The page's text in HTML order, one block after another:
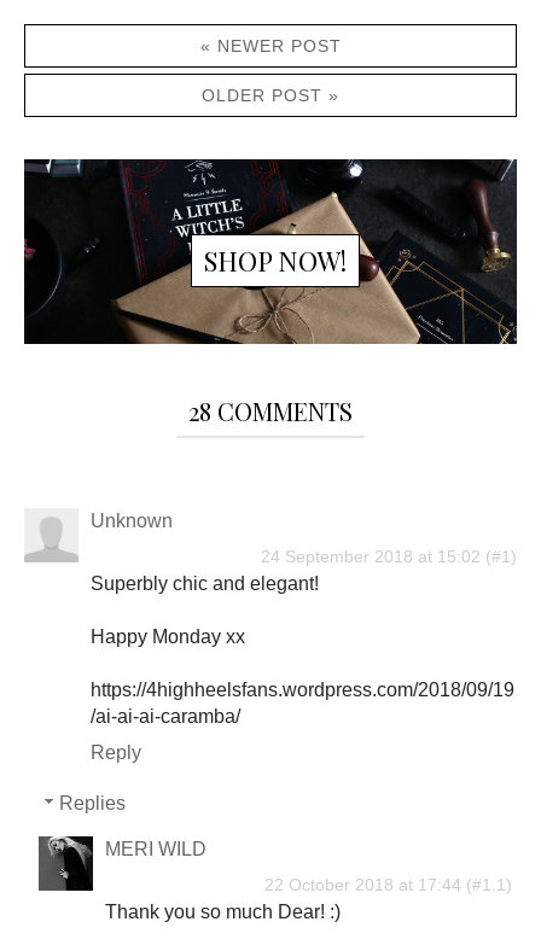
« NEWER POST
OLDER POST »
SHOP NOW!
28 COMMENTS
Unknown
24 September 2018 at 15:02
Superbly chic and elegant!
Happy Monday xx
https://4highheelsfans.wordpress.com/2018/09/19
/ai-ai-ai-caramba/
Reply
Replies
MERI WILD
22 October 2018 at 17:44
Thank you so much Dear! :)